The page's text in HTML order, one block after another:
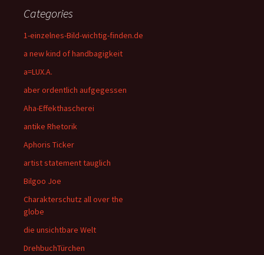
Categories
1-einzelnes-Bild-wichtig-finden.de
a new kind of handbagigkeit
a=LUX.A.
aber ordentlich aufgegessen
Aha-Effekthascherei
antike Rhetorik
Aphoris Ticker
artist statement tauglich
Bilgoo Joe
Charakterschutz all over the
globe
die unsichtbare Welt
DrehbuchTürchen